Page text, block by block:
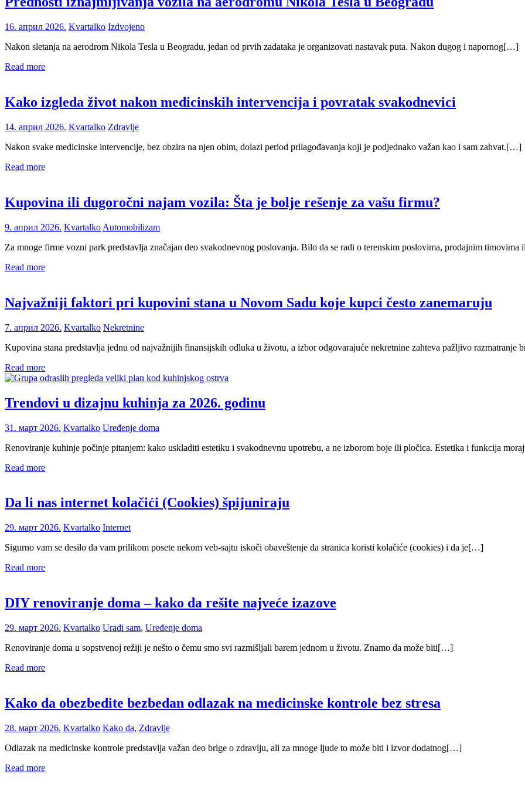
16. април 2026. Kvartalko Izdvojeno
Nakon sletanja na aerodrom Nikola Tesla u Beogradu, jedan od prvih zadataka je organizovati nastavak puta. Nakon dugog i napornog[…]
Read more
Kako izgleda život nakon medicinskih intervencija i povratak svakodnevici
14. април 2026. Kvartalko Zdravlje
Nakon svake medicinske intervencije, bez obzira na njen obim, dolazi period prilagođavanja koji je podjednako važan kao i sam zahvat.[…]
Read more
Kupovina ili dugoročni najam vozila: Šta je bolje rešenje za vašu firmu?
9. април 2026. Kvartalko Automobilizam
Za mnoge firme vozni park predstavlja značajan deo svakodnevnog poslovanja. Bilo da se radi o terenskim poslovima, prodajnim
Read more
Najvažniji faktori pri kupovini stana u Novom Sadu koje kupci često zanemaruju
7. април 2026. Kvartalko Nekretnine
Kupovina stana predstavlja jednu od najvažnijih finansijskih odluka u životu, a izbor odgovarajuće nekretnine zahteva pažljivo
Read more
Trendovi u dizajnu kuhinja za 2026. godinu
31. март 2026. Kvartalko Uređenje doma
Renoviranje kuhinje počinje pitanjem: kako uskladiti estetiku i svakodnevnu upotrebu, a ne izborom boje ili pločica. Estetika i funkcija
Read more
Da li nas internet kolačići (Cookies) špijuniraju
29. март 2026. Kvartalko Internet
Sigurno vam se desilo da vam prilikom posete nekom veb-sajtu iskoči obaveštenje da stranica koristi kolačiće (cookies) i da je[…]
Read more
DIY renoviranje doma – kako da rešite najveće izazove
29. март 2026. Kvartalko Uradi sam, Uređenje doma
Renoviranje doma u sopstvenoj režiji je nešto o čemu smo svi razmišljali barem jednom u životu. Znamo da može biti[…]
Read more
Kako da obezbedite bezbedan odlazak na medicinske kontrole bez stresa
28. март 2026. Kvartalko Kako da, Zdravlje
Odlazak na medicinske kontrole predstavlja važan deo brige o zdravlju, ali za mnoge ljude to može biti i izvor dodatnog[…]
Read more